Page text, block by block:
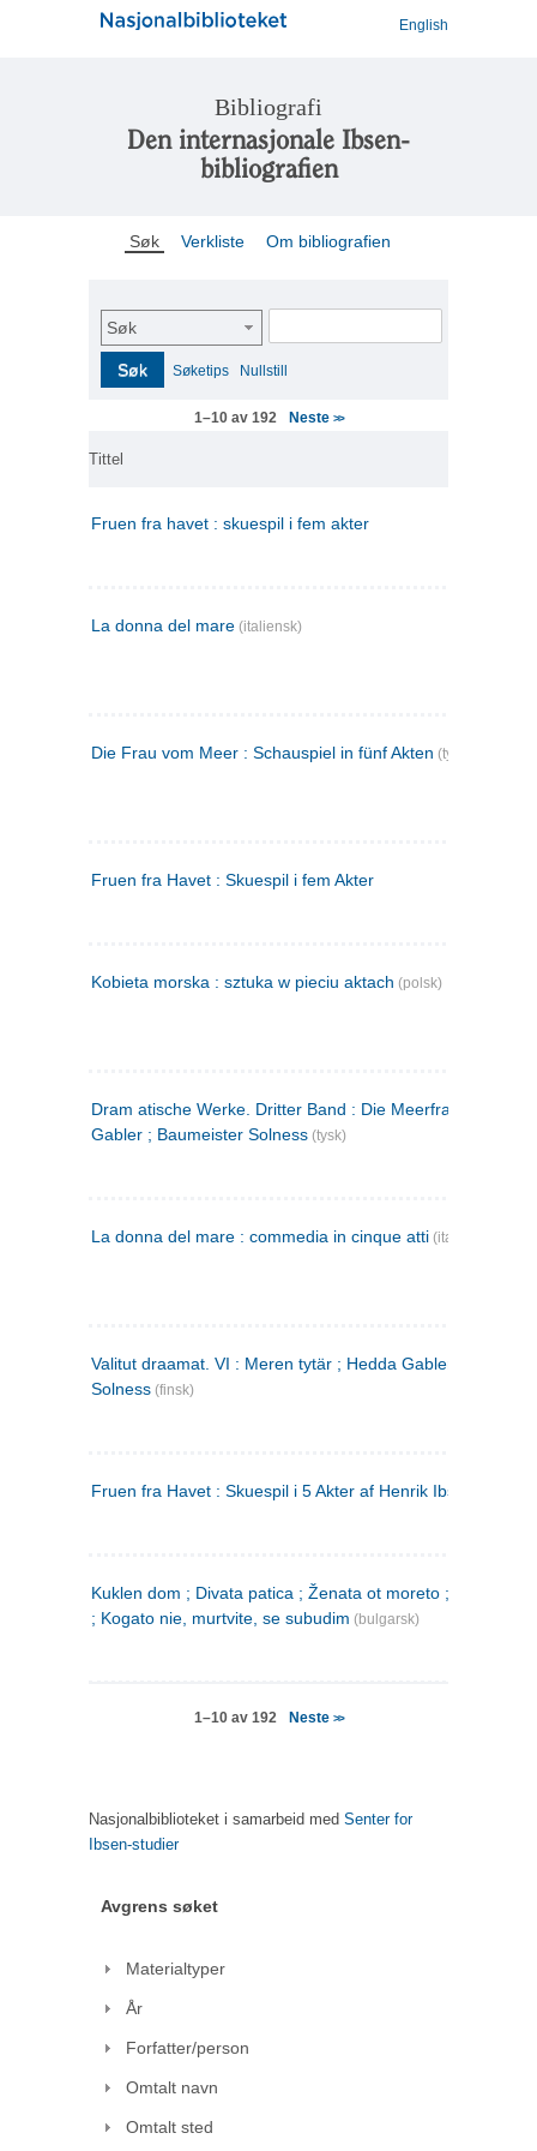
English
Bibliografi
Den internasjonale Ibsen-
bibliografien
Søk Verkliste Om bibliografien
Søk
Søk Søketips Nullstill
1–10 av 192 Neste >>
Tittel
Fruen fra havet : skuespil i fem akter
La donna del mare (italiensk)
Die Frau vom Meer : Schauspiel in fünf Akten (tysk)
Fruen fra Havet : Skuespil i fem Akter
Kobieta morska : sztuka w pieciu aktach (polsk)
Dram atische Werke. Dritter Band : Die Meerfrau ; Hedda
Gabler ; Baumeister Solness (tysk)
La donna del mare : commedia in cinque atti (italiensk)
Valitut draamat. VI : Meren tytär ; Hedda Gabler ;
Solness (finsk)
Fruen fra Havet : Skuespil i 5 Akter af Henrik Ibsen
Kuklen dom ; Divata patica ; Ženata ot moreto ; Malkijat
; Kogato nie, murtvite, se subudim (bulgarsk)
1–10 av 192 Neste >>
Nasjonalbiblioteket i samarbeid med Senter for
Ibsen-studier
Avgrens søket
Materialtyper
År
Forfatter/person
Omtalt navn
Omtalt sted